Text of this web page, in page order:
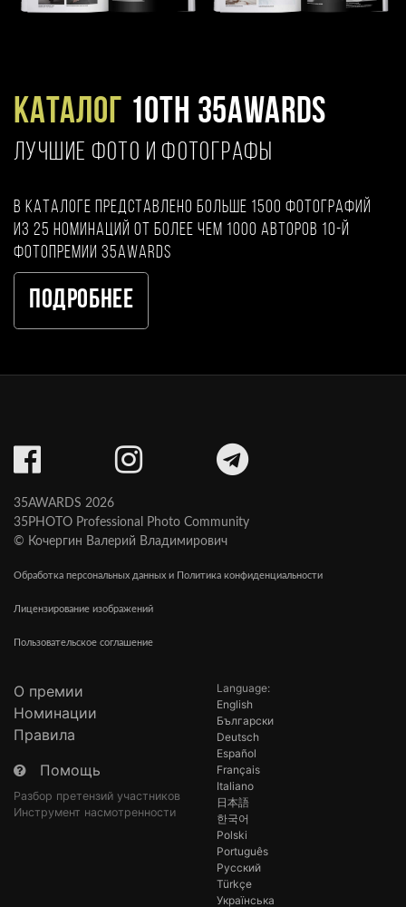
Каталог 10TH 35AWARDS
ЛУЧШИЕ ФОТО И ФОТОГРАФЫ
В каталоге представлено больше 1500 фотографий
из 25 номинаций от более чем 1000 авторов 10-й
фотопремии 35AWARDS
Подробнее
35AWARDS 2026
35PHOTO Professional Photo Community
© Кочергин Валерий Владимирович
Обработка персональных данных и Политика конфиденциальности
Лицензирование изображений
Пользовательское соглашение
О премии
Номинации
Правила
Помощь
Разбор претензий участников
Инструмент насмотренности
Language:
English
Български
Deutsch
Español
Français
Italiano
日本語
한국어
Polski
Português
Русский
Türkçe
Українська